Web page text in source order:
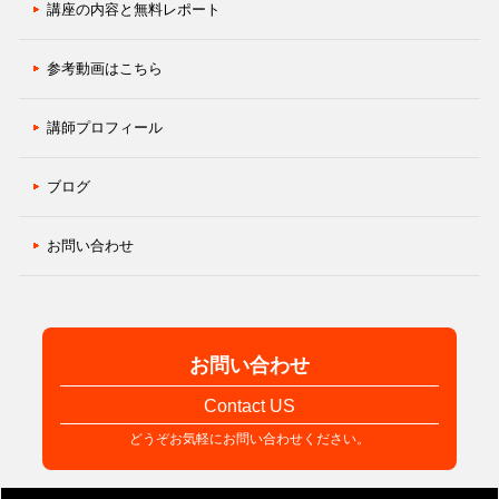
講座の内容と無料レポート
参考動画はこちら
講師プロフィール
ブログ
お問い合わせ
お問い合わせ
Contact US
どうぞお気軽にお問い合わせください。